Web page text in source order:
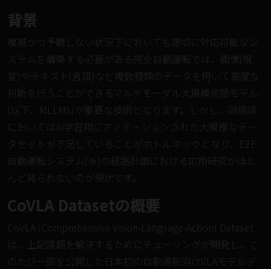
背景
複雑かつ予期しない状況下においても適切に対応可能なシ
ステムを構築する必要がある完全自動運転では、画像(視
覚)やテキスト(言語)など複数種類のデータを用いて高度な
判断を行うことができるマルチモーダル大規模言語モデル
(以下、MLLMs)が重要な技術となります。しかし、同領域
においてはAI学習用にアノテーションされた大規模なデー
タセットが不足していることがボトルネックとなり、E2E
自動運転システム(※)の経路計画における応用研究がほと
んど見られないのが現状です。
CoVLA Datasetの概要
CoVLA (Comprehensive Vision-Language-Action) Dataset
は、上記課題を解決するためにチューリングが開発し、こ
のたび一部を公開した日本初の自動運転向けVLAモデルデ